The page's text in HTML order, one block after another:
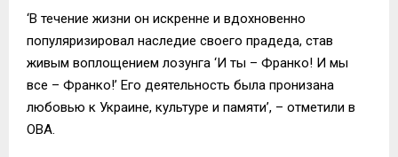
‘В течение жизни он искренне и вдохновенно
популяризировал наследие своего прадеда, став
живым воплощением лозунга ‘И ты – Франко! И мы
все – Франко!’ Его деятельность была пронизана
любовью к Украине, культуре и памяти’, – отметили в
ОВА.